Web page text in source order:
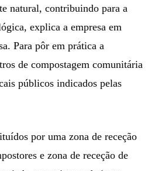
natural, contribuindo para a
explica a empresa em
Para pôr em prática a
de compostagem comunitária
públicos indicados pelas
por uma zona de receção
e zona de receção de